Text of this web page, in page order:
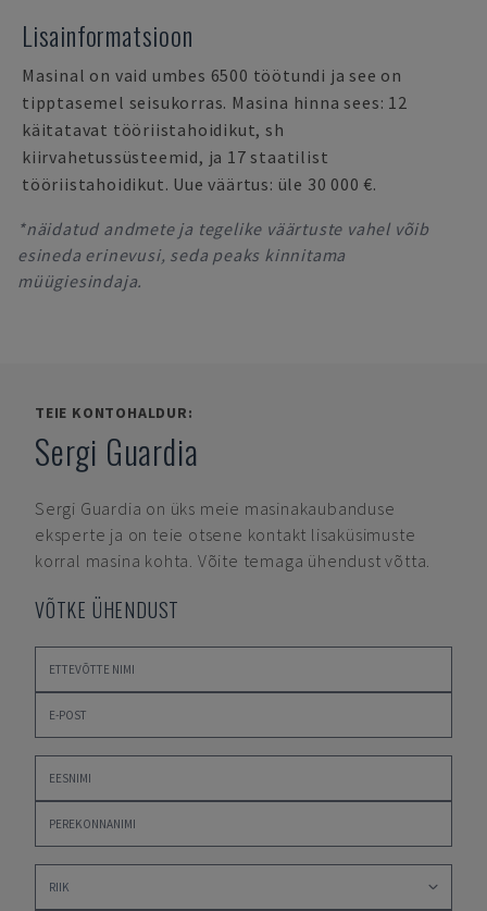
Lisainformatsioon
Masinal on vaid umbes 6500 töötundi ja see on
tipptasemel seisukorras. Masina hinna sees: 12
käitatavat tööriistahoidikut, sh
kiirvahetussüsteemid, ja 17 staatilist
tööriistahoidikut. Uue väärtus: üle 30 000 €.
*näidatud andmete ja tegelike väärtuste vahel võib
esineda erinevusi, seda peaks kinnitama
müügiesindaja.
TEIE KONTOHALDUR:
Sergi Guardia
Sergi Guardia on üks meie masinakaubanduse
eksperte ja on teie otsene kontakt lisaküsimuste
korral masina kohta. Võite temaga ühendust võtta.
VÕTKE ÜHENDUST